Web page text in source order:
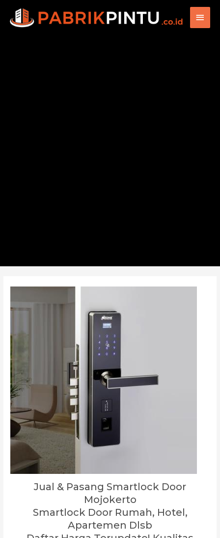
Main
Jual & Pasang Smartlock Door
Mojokerto
Smartlock Door Rumah, Hotel,
Apartemen Dlsb